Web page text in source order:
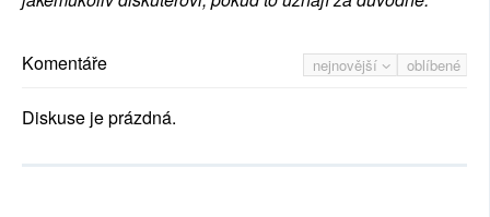
nejnovější oblíbené
Komentáře
Diskuse je prázdná.